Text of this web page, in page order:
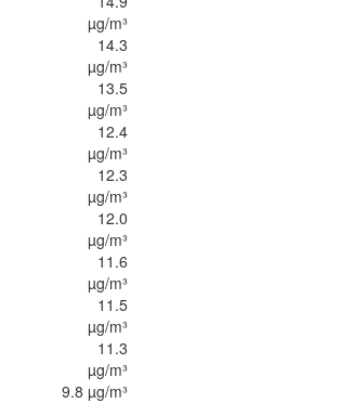
µg/m³
14.3
µg/m³
13.5
µg/m³
12.4
µg/m³
12.3
µg/m³
12.0
µg/m³
11.6
µg/m³
11.5
µg/m³
11.3
µg/m³
9.8 µg/m³